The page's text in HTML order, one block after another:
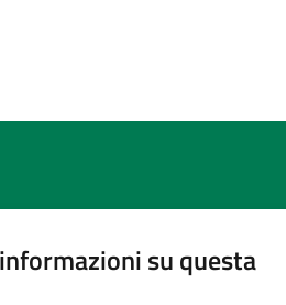
su questa